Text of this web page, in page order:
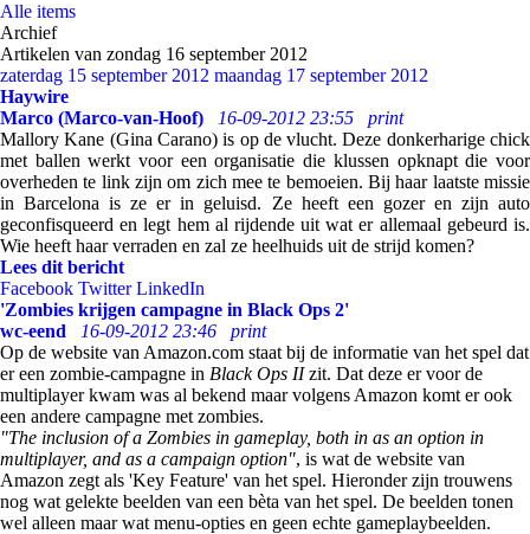
Alle items
Archief
Artikelen van zondag 16 september 2012
zaterdag 15 september 2012 maandag 17 september 2012
Haywire
Marco (Marco-van-Hoof)
16-09-2012 23:55
print
Mallory Kane (Gina Carano) is op de vlucht. Deze donkerharige chick
met ballen werkt voor een organisatie die klussen opknapt die voor
overheden te link zijn om zich mee te bemoeien. Bij haar laatste missie
in Barcelona is ze er in geluisd. Ze heeft een gozer en zijn auto
geconfisqueerd en legt hem al rijdende uit wat er allemaal gebeurd is.
Wie heeft haar verraden en zal ze heelhuids uit de strijd komen?
Lees dit bericht
Facebook Twitter LinkedIn
'Zombies krijgen campagne in Black Ops 2'
wc-eend
16-09-2012 23:46
print
Op de website van Amazon.com staat bij de informatie van het spel dat
er een zombie-campagne in Black Ops IIzit. Dat deze er voor de
multiplayer kwam was al bekend maar volgens Amazon komt er ook
een andere campagne met zombies.
"The inclusion of a Zombies in gameplay, both in as an option in
multiplayer, and as a campaign option", is wat de website van
Amazon zegt als 'Key Feature' van het spel. Hieronder zijn trouwens
nog wat gelekte beelden van een bèta van het spel. De beelden tonen
wel alleen maar wat menu-opties en geen echte gameplaybeelden.